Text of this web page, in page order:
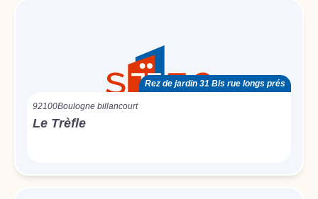
Rez de jardin 31 Bis rue longs prés
92100Boulogne billancourt
Le Trèfle